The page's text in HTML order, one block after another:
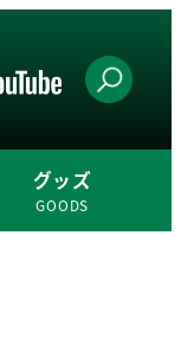
グッズ
GOODS